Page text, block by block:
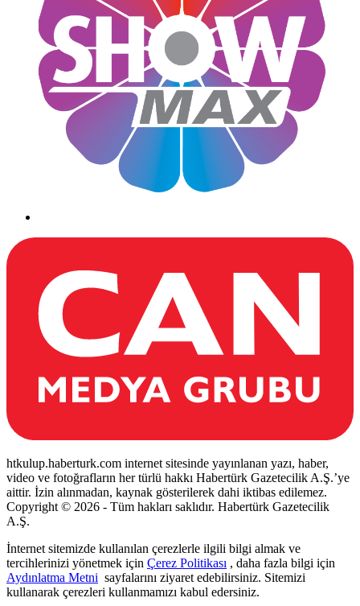
htkulup.haberturk.com internet sitesinde yayınlanan yazı, haber,
video ve fotoğrafların her türlü hakkı Habertürk Gazetecilik A.Ş.’ye
aittir. İzin alınmadan, kaynak gösterilerek dahi iktibas edilemez.
Copyright © 2026 - Tüm hakları saklıdır. Habertürk Gazetecilik
A.Ş.
İnternet sitemizde kullanılan çerezlerle ilgili bilgi almak ve
tercihlerinizi yönetmek için Çerez Politikası , daha fazla bilgi için
Aydınlatma Metni sayfalarını ziyaret edebilirsiniz. Sitemizi
kullanarak çerezleri kullanmamızı kabul edersiniz.